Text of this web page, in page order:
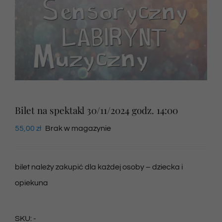
SKLEP VOD
Bilet na spektakl 30/11/2024 godz. 14:00
55,00 zł Brak w magazynie
bilet należy zakupić dla każdej osoby – dziecka i
opiekuna
SKU: -